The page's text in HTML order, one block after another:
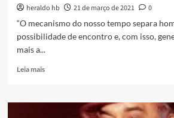
heraldo hb 21 de março de 2021
0
“O mecanismo do nosso tempo separa
possibilidade de encontro e, com isso,
mais a...
Leia maisRead
Uma